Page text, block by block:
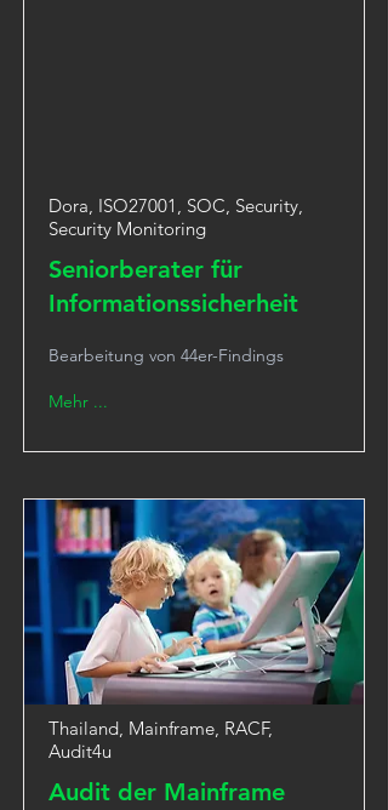
Dora, ISO27001, SOC, Security,
Security Monitoring
Seniorberater für
Informationssicherheit
Bearbeitung von 44er-Findings
Mehr ...
Thailand, Mainframe, RACF,
Audit4u
Audit der Mainframe